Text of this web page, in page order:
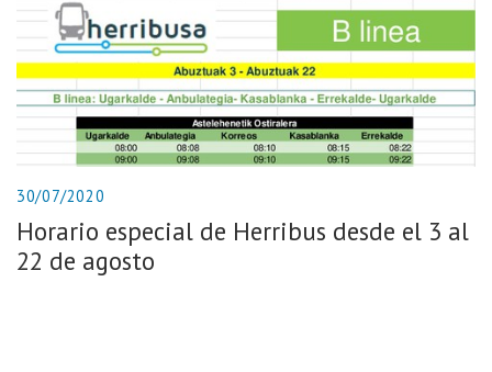
30/07/2020
Horario especial de Herribus desde el 3 al
22 de agosto